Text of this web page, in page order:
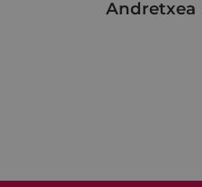
Andretxea